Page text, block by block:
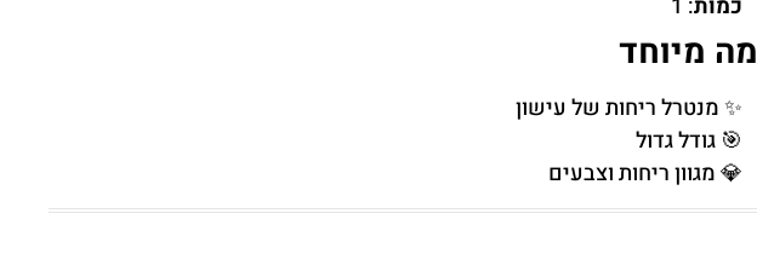
כמות: 1
מה מיוחד
✨ מנטרל ריחות של עישון
🎯 גודל גדול
💎 מגוון ריחות וצבעים